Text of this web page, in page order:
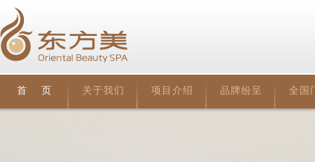
首 页 关于我们 项目介绍 品牌纷呈 全国